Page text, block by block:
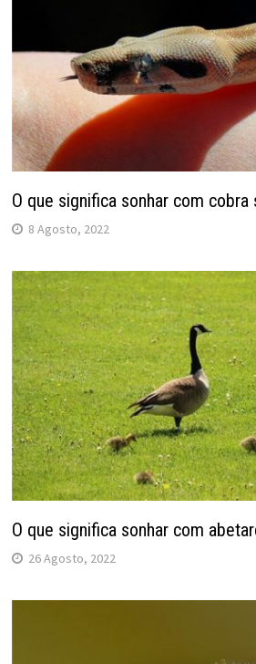
O que significa sonhar com cobra
8 Agosto, 2022
O que significa sonhar com
26 Agosto, 2022